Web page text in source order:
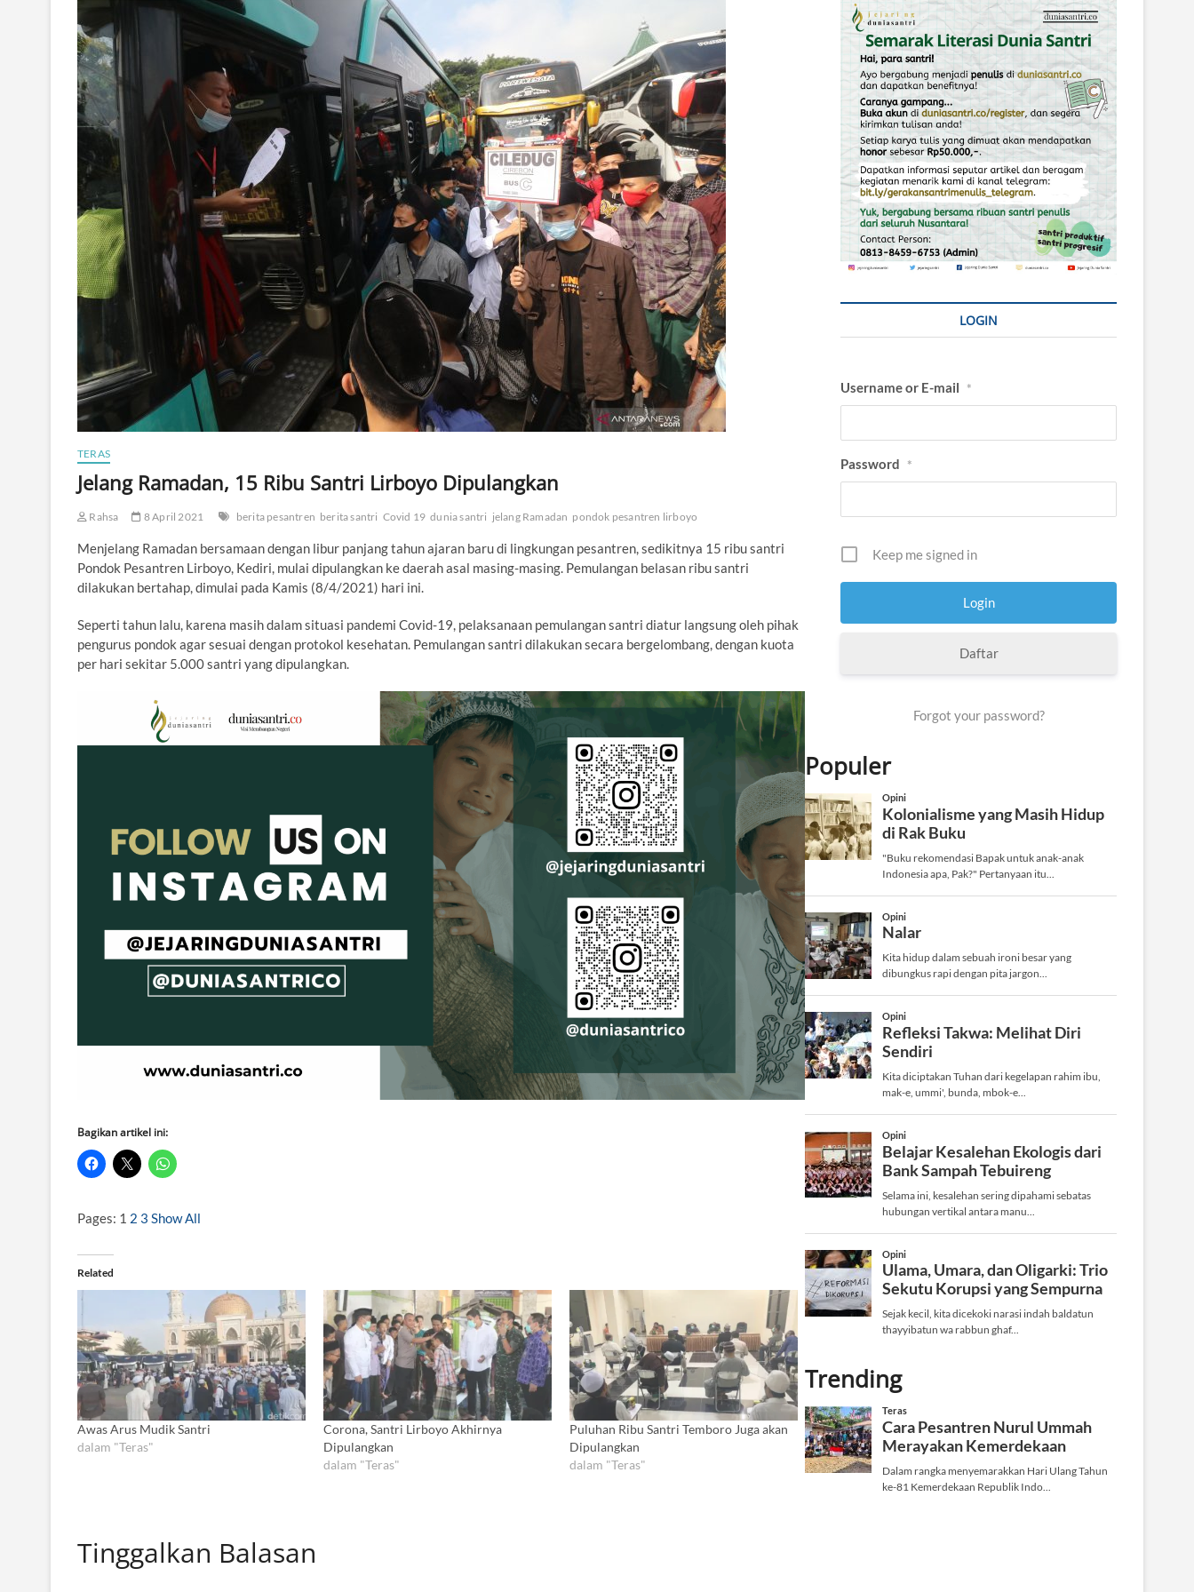
TERAS
Jelang Ramadan, 15 Ribu Santri Lirboyo Dipulangkan
Rahsa 8 April 2021 berita pesantren berita santri Covid 19 dunia santri jelang Ramadan pondok pesantren lirboyo
Menjelang Ramadan bersamaan dengan libur panjang tahun ajaran baru di lingkungan pesantren, sedikitnya 15 ribu santri
Pondok Pesantren Lirboyo, Kediri, mulai dipulangkan ke daerah asal masing-masing. Pemulangan belasan ribu santri
dilakukan bertahap, dimulai pada Kamis (8/4/2021) hari ini.
Seperti tahun lalu, karena masih dalam situasi pandemi Covid-19, pelaksanaan pemulangan santri diatur langsung oleh pihak
pengurus pondok agar sesuai dengan protokol kesehatan. Pemulangan santri dilakukan secara bergelombang, dengan kuota
per hari sekitar 5.000 santri yang dipulangkan.
Bagikan artikel ini:
Pages: 1 2 3 Show All
Related
Awas Arus Mudik Santri
dalam "Teras"
Corona, Santri Lirboyo Akhirnya
Dipulangkan
dalam "Teras"
Puluhan Ribu Santri Temboro Juga akan
Dipulangkan
dalam "Teras"
Tinggalkan Balasan
LOGIN
Username or E-mail *
Password *
Keep me signed in
Daftar
Forgot your password?
Populer
Trending